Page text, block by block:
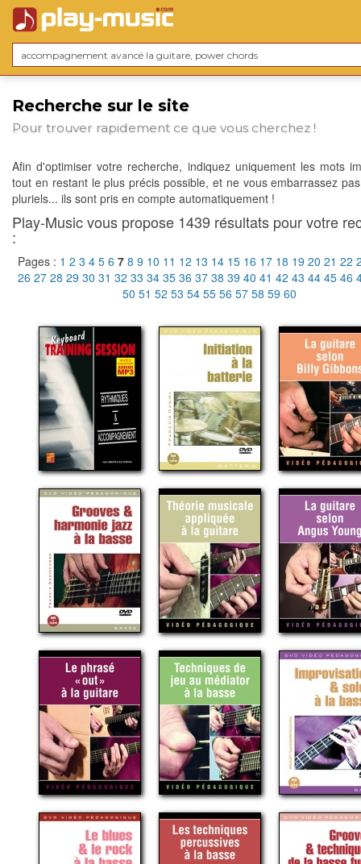
Recherche sur le site
Pour trouver rapidement ce que vous cherchez !
Afin d'optimiser votre recherche, indiquez uniquement les mots
tout en restant le plus précis possible, et ne vous embarrassez
pluriels... ils sont pris en compte automatiquement !
Play-Music vous propose 1439 résultats pour votre
:
Pages : 1 2 3 4 5 6 7 8 9 10 11 12 13 14 15 16 17 18 19 20 21 22
26 27 28 29 30 31 32 33 34 35 36 37 38 39 40 41 42 43 44 45 46
50 51 52 53 54 55 56 57 58 59 60